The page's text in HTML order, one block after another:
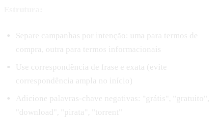
Separe campanhas por intenção: uma para termos de
compra, outra para termos informacionais
Use correspondência de frase e exata (evite
correspondência ampla no início)
Adicione palavras-chave negativas: "grátis", "gratuito",
"download", "pirata", "torrent"